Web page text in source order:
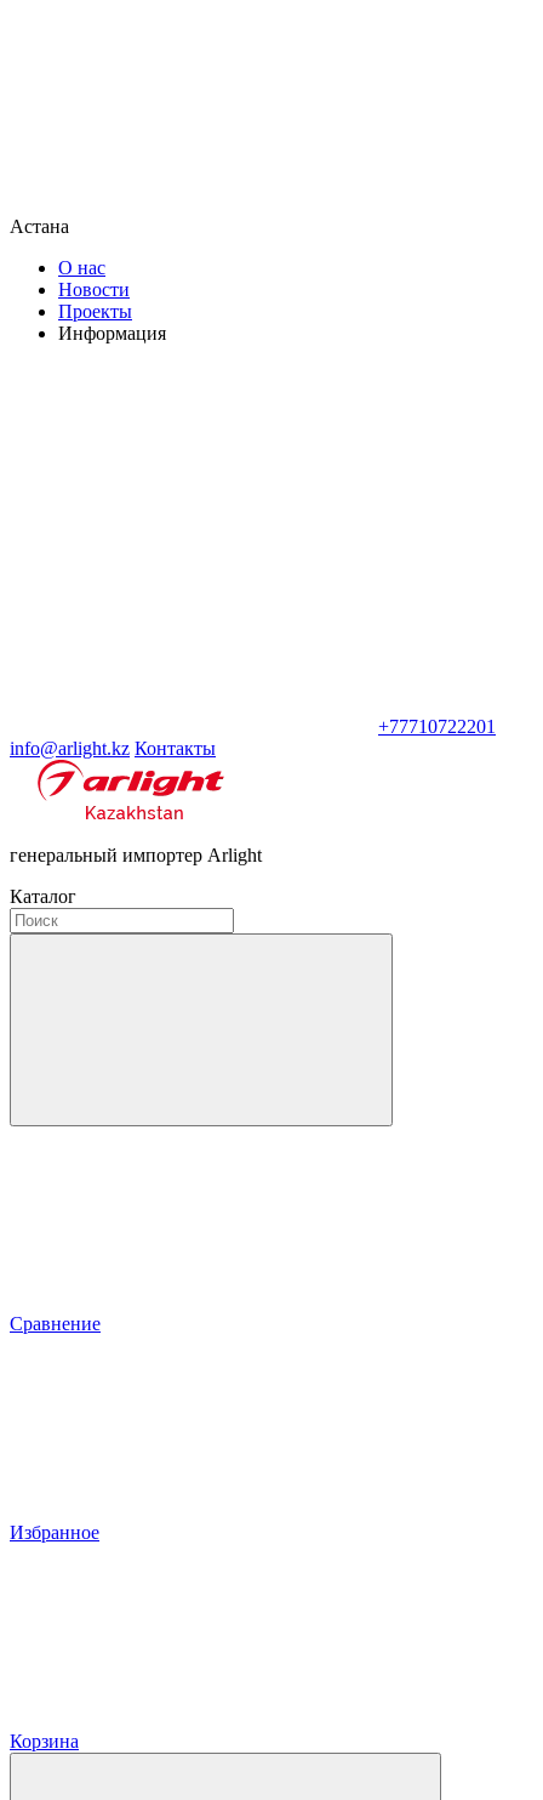
Астана
О нас
Новости
Проекты
Информация
+77710722201
info@arlight.kz Контакты
генеральный импортер Arlight
Каталог
Сравнение
Избранное
Корзина